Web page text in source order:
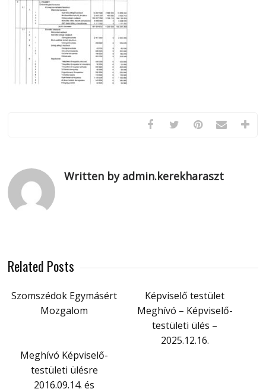
Written by admin.kerekharaszt
Related Posts
Szomszédok Egymásért
Mozgalom
Képviselő testület
Meghívó – Képviselő-
testületi ülés –
2025.12.16.
Meghívó Képviselő-
testületi ülésre
2016.09.14. és